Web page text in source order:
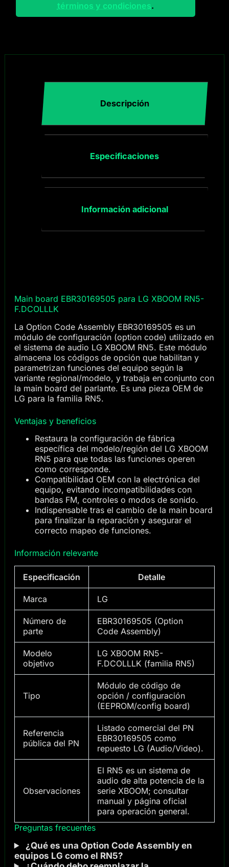
términos y condiciones.
Descripción
Especificaciones
Información adicional
Main board EBR30169505 para LG XBOOM RN5-
F.DCOLLLK
La Option Code Assembly EBR30169505 es un
módulo de configuración (option code) utilizado en
el sistema de audio LG XBOOM RN5. Este módulo
almacena los códigos de opción que habilitan y
parametrizan funciones del equipo según la
variante regional/modelo, y trabaja en conjunto con
la main board del parlante. Es una pieza OEM de
LG para la familia RN5.
Ventajas y beneficios
Restaura la configuración de fábrica
específica del modelo/región del LG XBOOM
RN5 para que todas las funciones operen
como corresponde.
Compatibilidad OEM con la electrónica del
equipo, evitando incompatibilidades con
bandas FM, controles o modos de sonido.
Indispensable tras el cambio de la main board
para finalizar la reparación y asegurar el
correcto mapeo de funciones.
Información relevante
Especificación Detalle
Marca LG
Número de
parte
EBR30169505 (Option
Code Assembly)
Modelo
objetivo
LG XBOOM RN5-
F.DCOLLLK (familia RN5)
Tipo
Módulo de código de
opción / configuración
(EEPROM/config board)
Referencia
pública del PN
Listado comercial del PN
EBR30169505 como
repuesto LG (Audio/Video).
Observaciones
El RN5 es un sistema de
audio de alta potencia de la
serie XBOOM; consultar
manual y página oficial
para operación general.
Preguntas frecuentes
¿Qué es una Option Code Assembly en
equipos LG como el RN5?